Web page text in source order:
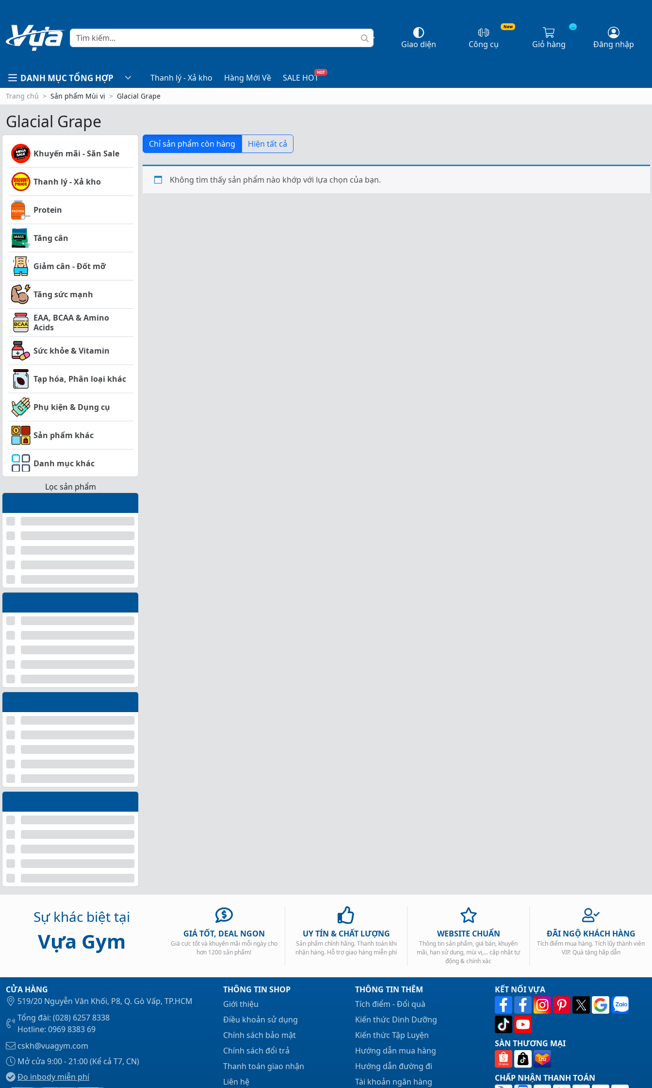
Giao diện
New
Công cụ
...
Giỏ hàng Đăng nhập
DANH MỤC TỔNG HỢP Thanh lý - Xả kho Hàng Mới Về SALE HOT
HOT
Trang chủ Sản phẩm Mùi vị Glacial Grape
Glacial Grape
Khuyến mãi - Săn Sale
Thanh lý - Xả kho
Protein
Tăng cân
Giảm cân - Đốt mỡ
Tăng sức mạnh
EAA, BCAA & Amino
Acids
Sức khỏe & Vitamin
Tạp hóa, Phân loại khác
Phụ kiện & Dụng cụ
Sản phẩm khác
Danh mục khác
Lọc sản phẩm
Chỉ sản phẩm còn hàng Hiện tất cả
Không tìm thấy sản phẩm nào khớp với lựa chọn của bạn.
Sự khác biệt tại
Vựa Gym GIÁ TỐT, DEAL NGON
Giá cực tốt và khuyến mãi mỗi ngày cho
hơn 1200 sản phẩm!
UY TÍN & CHẤT LƯỢNG
Sản phẩm chính hãng. Thanh toán khi
nhận hàng. Hỗ trợ giao hàng miễn phí
WEBSITE CHUẨN
Thông tin sản phẩm, giá bán, khuyến
mãi, hạn sử dụng, mùi vị,... cập nhật tự
động & chính xác
ĐÃI NGỘ KHÁCH HÀNG
Tích điểm mua hàng. Tích lũy thành viên
VIP. Quà tặng hấp dẫn
CỬA HÀNG
519/20 Nguyễn Văn Khối, P8, Q. Gò Vấp, TP.HCM
Tổng đài: (028) 6257 8338
Hotline: 0969 8383 69
cskh@vuagym.com
Mở cửa 9:00 - 21:00 (Kể cả T7, CN)
Đo inbody miễn phí
THÔNG TIN SHOP
Giới thiệu
Điều khoản sử dụng
Chính sách bảo mật
Chính sách đổi trả
Thanh toán giao nhận
Liên hệ
THÔNG TIN THÊM
Tích điểm - Đổi quà
Kiến thức Dinh Dưỡng
Kiến thức Tập Luyện
Hướng dẫn mua hàng
Hướng dẫn đường đi
Tài khoản ngân hàng
KẾT NỐI VỰA
SÀN THƯƠNG MẠI
CHẤP NHẬN THANH TOÁN